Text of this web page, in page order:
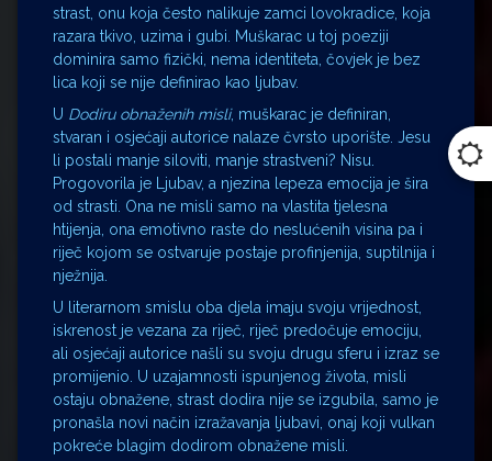
strast, onu koja često nalikuje zamci lovokradice, koja
razara tkivo, uzima i gubi. Muškarac u toj poeziji
dominira samo fizički, nema identiteta, čovjek je bez
lica koji se nije definirao kao ljubav.
U Dodiru obnaženih misli, muškarac je definiran,
stvaran i osjećaji autorice nalaze čvrsto uporište. Jesu
li postali manje siloviti, manje strastveni? Nisu.
Progovorila je Ljubav, a njezina lepeza emocija je šira
od strasti. Ona ne misli samo na vlastita tjelesna
htijenja, ona emotivno raste do neslućenih visina pa i
riječ kojom se ostvaruje postaje profinjenija, suptilnija i
nježnija.
U literarnom smislu oba djela imaju svoju vrijednost,
iskrenost je vezana za riječ, riječ predočuje emociju,
ali osjećaji autorice našli su svoju drugu sferu i izraz se
promijenio. U uzajamnosti ispunjenog života, misli
ostaju obnažene, strast dodira nije se izgubila, samo je
pronašla novi način izražavanja ljubavi, onaj koji vulkan
pokreće blagim dodirom obnažene misli.